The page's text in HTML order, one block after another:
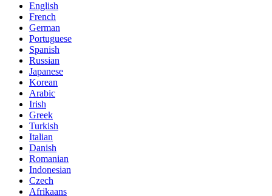
English
French
German
Portuguese
Spanish
Russian
Japanese
Korean
Arabic
Irish
Greek
Turkish
Italian
Danish
Romanian
Indonesian
Czech
Afrikaans